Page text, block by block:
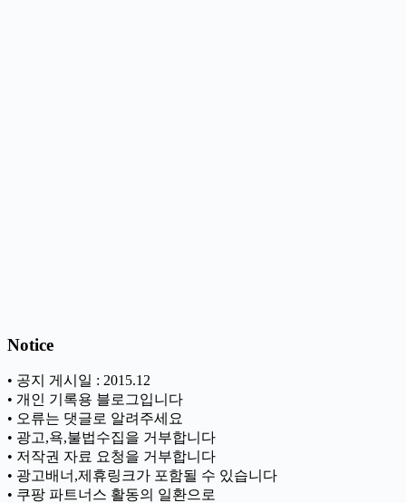
Notice
• 공지 게시일 : 2015.12
• 개인 기록용 블로그입니다
• 오류는 댓글로 알려주세요
• 광고,욕,불법수집을 거부합니다
• 저작권 자료 요청을 거부합니다
• 광고배너,제휴링크가 포함될 수 있습니다
• 쿠팡 파트너스 활동의 일환으로